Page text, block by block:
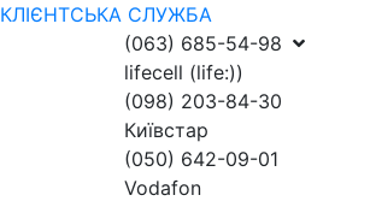
КЛІЄНТСЬКА СЛУЖБА
(063) 685-54-98
lifecell (life:))
(098) 203-84-30
Київстар
(050) 642-09-01
Vodafon